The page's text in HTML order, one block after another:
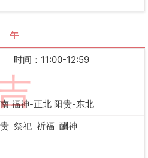
午
时间：11:00-12:59
福神-正北 阳贵-东北
祭祀 祈福 酬神